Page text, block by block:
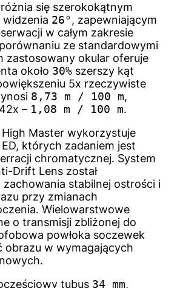
się szerokokątnym
widzenia 26°, zapewniającym
w całym zakresie
ze standardowymi
zastosowany okular oferuje
około 30% szerszy kąt
5x rzeczywiste
8,73 m / 100 m,
– 1,08 m / 100 m.
High Master wykorzystuje
których zadaniem jest
chromatycznej. System
Drift Lens został
stabilnej ostrości i
przy zmianach
Wielowarstwowe
o transmisji zbliżonej do
powłoka soczewek
obrazu w wymagających
tubus 34 mm,